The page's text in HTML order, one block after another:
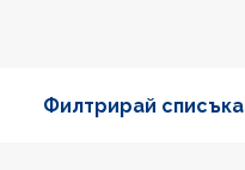
Филтрирай списъка